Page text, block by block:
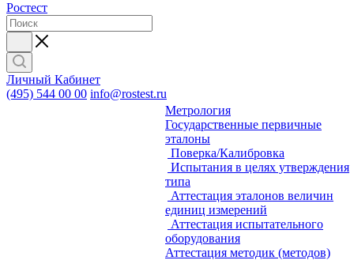
Ростест
Личный Кабинет
(495) 544 00 00 info@rostest.ru
Метрология
Государственные первичные
эталоны
Поверка/Калибровка
Испытания в целях утверждения
типа
Аттестация эталонов величин
единиц измерений
Аттестация испытательного
оборудования
Аттестация методик (методов)